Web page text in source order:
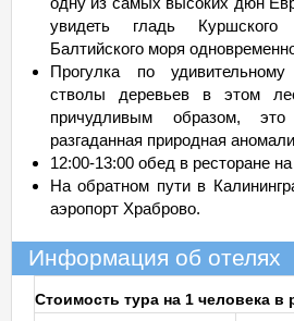
увидеть гладь
Балтийского моря
Прогулка по
стволы деревьев в этом
причудливым образом,
разгаданная природная
12:00-13:00 обед в ресторане
На обратном пути в
аэропорт Храброво.
Информация об отелях
Стоимость тура на 1 человека в